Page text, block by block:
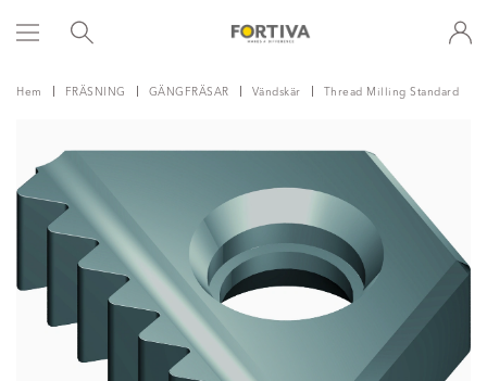
Hem FRÄSNING GÄNGFRÄSAR Vändskär Thread Milling Standard